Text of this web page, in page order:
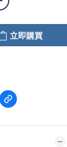
立即購買